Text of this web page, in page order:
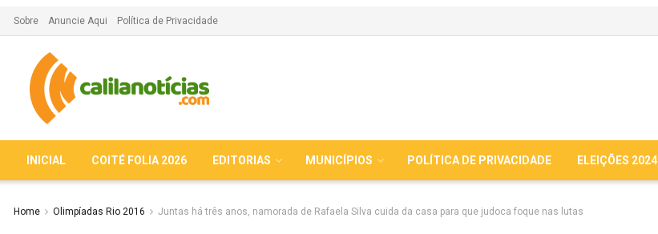
Sobre Anuncie Aqui Política de Privacidade
INICIAL COITÉ FOLIA 2026 EDITORIAS MUNICÍPIOS POLÍTICA DE PRIVACIDADE ELEIÇÕES 2024
Home Olimpíadas Rio 2016 Juntas há três anos, namorada de Rafaela Silva cuida da casa para que judoca foque nas lutas